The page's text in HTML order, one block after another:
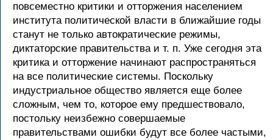
повсеместно критики и отторжения населением
института политической власти в ближайшие годы
станут не только автократические режимы,
диктаторские правительства и т. п. Уже сегодня эта
критика и отторжение начинают распространяться
на все политические системы. Поскольку
индустриальное общество является еще более
сложным, чем то, которое ему предшествовало,
постольку неизбежно совершаемые
правительствами ошибки будут все более частыми,